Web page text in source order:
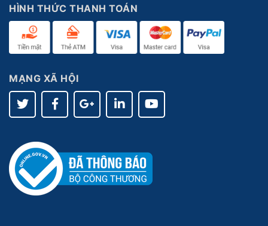
HÌNH THỨC THANH TOÁN
MẠNG XÃ HỘI